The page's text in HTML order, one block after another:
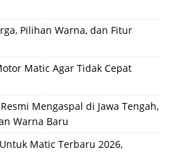
Pilihan Warna, dan Fitur
Matic Agar Tidak Cepat
Mengaspal di Jawa Tengah,
Warna Baru
Matic Terbaru 2026,